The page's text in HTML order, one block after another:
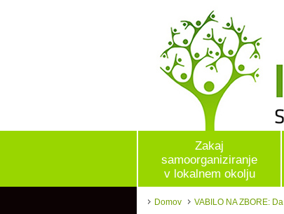
Zakaj
samoorganiziranje
v lokalnem okolju
Domov
VABILO NA ZBORE: